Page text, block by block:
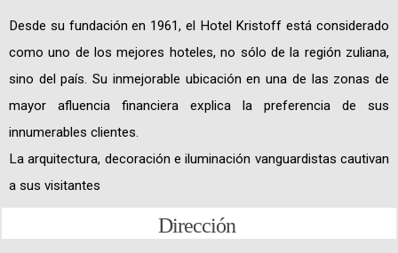
Desde su fundación en 1961, el Hotel Kristoff está considerado
como uno de los mejores hoteles, no sólo de la región zuliana,
sino del país. Su inmejorable ubicación en una de las zonas de
mayor afluencia financiera explica la preferencia de sus
innumerables clientes.
La arquitectura, decoración e iluminación vanguardistas cautivan
a sus visitantes
Dirección